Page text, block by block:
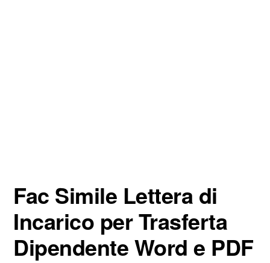
Fac Simile Lettera di
Incarico per Trasferta
Dipendente Word e PDF